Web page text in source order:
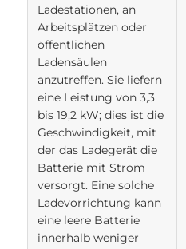
Ladestationen, an
Arbeitsplätzen oder
öffentlichen
Ladensäulen
anzutreffen. Sie liefern
eine Leistung von 3,3
bis 19,2 kW; dies ist die
Geschwindigkeit, mit
der das Ladegerät die
Batterie mit Strom
versorgt. Eine solche
Ladevorrichtung kann
eine leere Batterie
innerhalb weniger